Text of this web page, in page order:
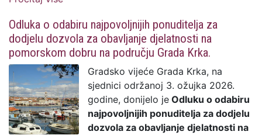
Odluka o odabiru najpovoljnijih ponuditelja za
dodjelu dozvola za obavljanje djelatnosti na
pomorskom dobru na području Grada Krka.
Gradsko vijeće Grada Krka, na
sjednici održanoj 3. ožujka 2026.
godine, donijelo je Odluku o odabiru
najpovoljnijih ponuditelja za dodjelu
dozvola za obavljanje djelatnosti na